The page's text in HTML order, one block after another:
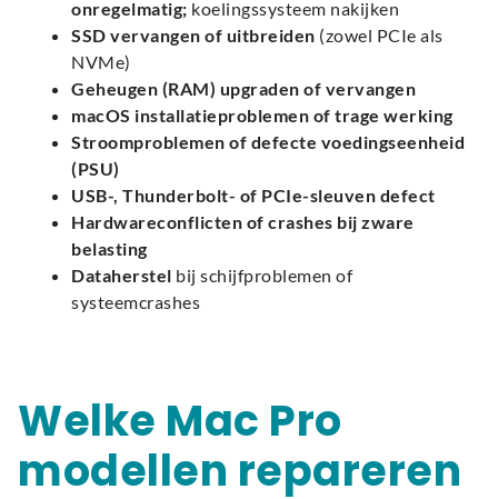
onregelmatig; koelingssysteem nakijken
SSD vervangen of uitbreiden (zowel PCIe als
NVMe)
Geheugen (RAM) upgraden of vervangen
macOS installatieproblemen of trage werking
Stroomproblemen of defecte voedingseenheid
(PSU)
USB-, Thunderbolt- of PCIe-sleuven defect
Hardwareconflicten of crashes bij zware
belasting
Dataherstel bij schijfproblemen of
systeemcrashes
Welke Mac Pro
modellen repareren